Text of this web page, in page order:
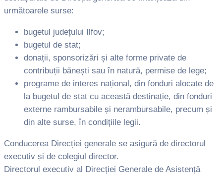
următoarele surse:
bugetul județului Ilfov;
bugetul de stat;
donații, sponsorizări și alte forme private de
contribuții bănești sau în natură, permise de lege;
programe de interes național, din fonduri alocate de
la bugetul de stat cu această destinație, din fonduri
externe rambursabile și nerambursabile, precum și
din alte surse, în condițiile legii.
Conducerea Direcției generale se asigură de directorul
executiv și de colegiul director.
Directorul executiv al Direcției Generale de Asistență